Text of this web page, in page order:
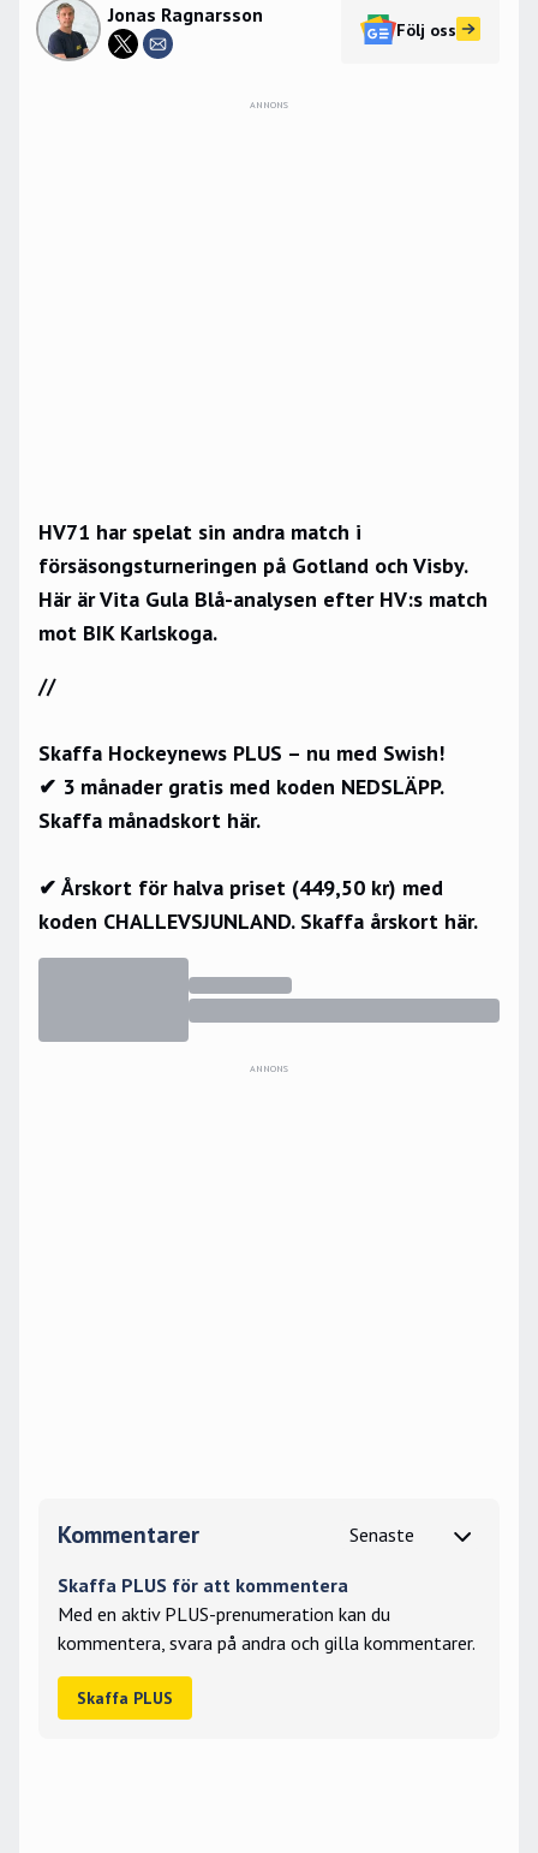
Jonas Ragnarsson
Följ oss
ANNONS
HV71 har spelat sin andra match i
försäsongsturneringen på Gotland och Visby.
Här är Vita Gula Blå-analysen efter HV:s match
mot BIK Karlskoga.
//
Skaffa Hockeynews PLUS – nu med Swish!
✔ 3 månader gratis med koden NEDSLÄPP.
Skaffa månadskort här.
✔ Årskort för halva priset (449,50 kr) med
koden CHALLEVSJUNLAND. Skaffa årskort här.
ANNONS
Kommentarer
Skaffa PLUS för att kommentera
Med en aktiv PLUS-prenumeration kan du
kommentera, svara på andra och gilla kommentarer.
Skaffa PLUS